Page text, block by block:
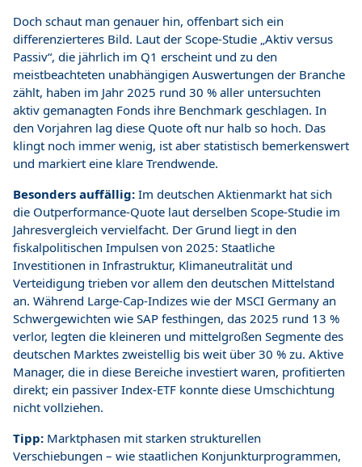
Doch schaut man genauer hin, offenbart sich ein
differenzierteres Bild. Laut der Scope-Studie „Aktiv versus
Passiv“, die jährlich im Q1 erscheint und zu den
meistbeachteten unabhängigen Auswertungen der Branche
zählt, haben im Jahr 2025 rund 30 % aller untersuchten
aktiv gemanagten Fonds ihre Benchmark geschlagen. In
den Vorjahren lag diese Quote oft nur halb so hoch. Das
klingt noch immer wenig, ist aber statistisch bemerkenswert
und markiert eine klare Trendwende.
Besonders auffällig: Im deutschen Aktienmarkt hat sich
die Outperformance-Quote laut derselben Scope-Studie im
Jahresvergleich vervielfacht. Der Grund liegt in den
fiskalpolitischen Impulsen von 2025: Staatliche
Investitionen in Infrastruktur, Klimaneutralität und
Verteidigung trieben vor allem den deutschen Mittelstand
an. Während Large-Cap-Indizes wie der MSCI Germany an
Schwergewichten wie SAP festhingen, das 2025 rund 13 %
verlor, legten die kleineren und mittelgroßen Segmente des
deutschen Marktes zweistellig bis weit über 30 % zu. Aktive
Manager, die in diese Bereiche investiert waren, profitierten
direkt; ein passiver Index-ETF konnte diese Umschichtung
nicht vollziehen.
Tipp: Marktphasen mit starken strukturellen
Verschiebungen – wie staatlichen Konjunkturprogrammen,